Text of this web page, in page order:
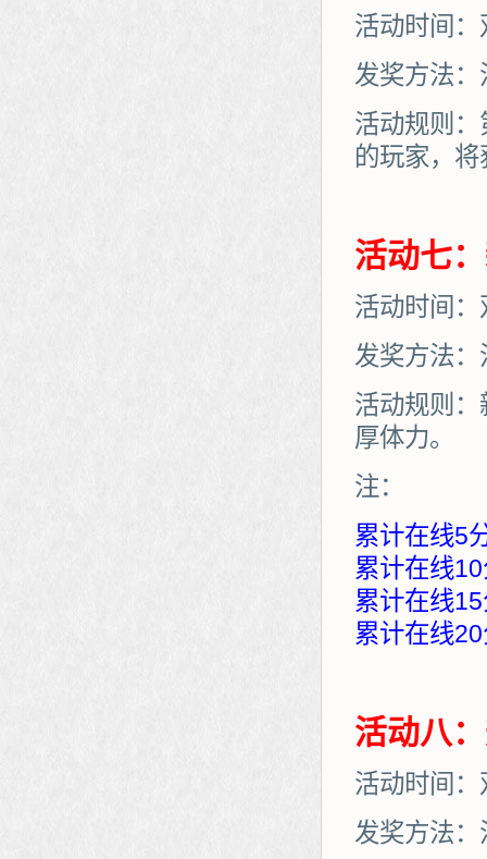
活动时间
发奖方法
活动规则
的玩家，
活动七
活动时间
发奖方法
活动规则
厚体力。
注：
累计在线5
累计在线
累计在线
累计在线
活动八
活动时间
发奖方法